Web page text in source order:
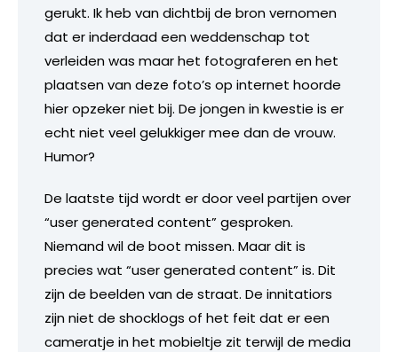
gerukt. Ik heb van dichtbij de bron vernomen
dat er inderdaad een weddenschap tot
verleiden was maar het fotograferen en het
plaatsen van deze foto’s op internet hoorde
hier opzeker niet bij. De jongen in kwestie is er
echt niet veel gelukkiger mee dan de vrouw.
Humor?
De laatste tijd wordt er door veel partijen over
“user generated content” gesproken.
Niemand wil de boot missen. Maar dit is
precies wat “user generated content” is. Dit
zijn de beelden van de straat. De innitatiors
zijn niet de shocklogs of het feit dat er een
cameratje in het mobieltje zit terwijl de media